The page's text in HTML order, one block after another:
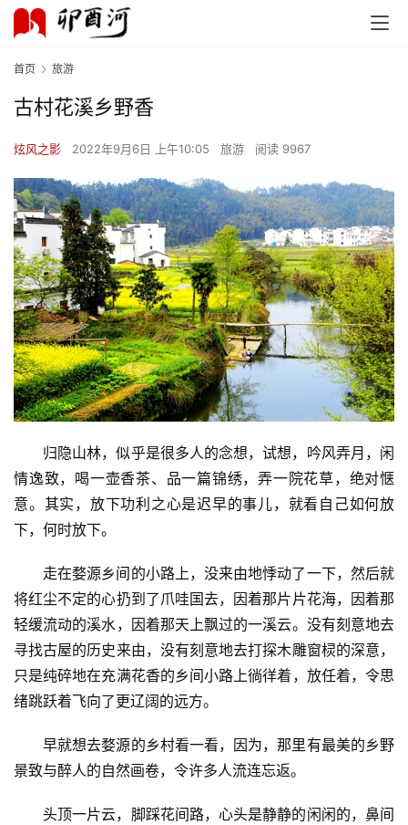
首页 旅游
古村花溪乡野香
炫风之影 2022年9月6日 上午10:05 旅游 阅读 9967
归隐山林，似乎是很多人的念想，试想，吟风弄月，闲
情逸致，喝一壶香茶、品一篇锦绣，弄一院花草，绝对惬
意。其实，放下功利之心是迟早的事儿，就看自己如何放
下，何时放下。
走在婺源乡间的小路上，没来由地悸动了一下，然后就
将红尘不定的心扔到了爪哇国去，因着那片片花海，因着那
轻缓流动的溪水，因着那天上飘过的一溪云。没有刻意地去
寻找古屋的历史来由，没有刻意地去打探木雕窗棂的深意，
只是纯碎地在充满花香的乡间小路上徜徉着，放任着，令思
绪跳跃着飞向了更辽阔的远方。
早就想去婺源的乡村看一看，因为，那里有最美的乡野
景致与醉人的自然画卷，令许多人流连忘返。
头顶一片云，脚踩花间路，心头是静静的闲闲的，鼻间